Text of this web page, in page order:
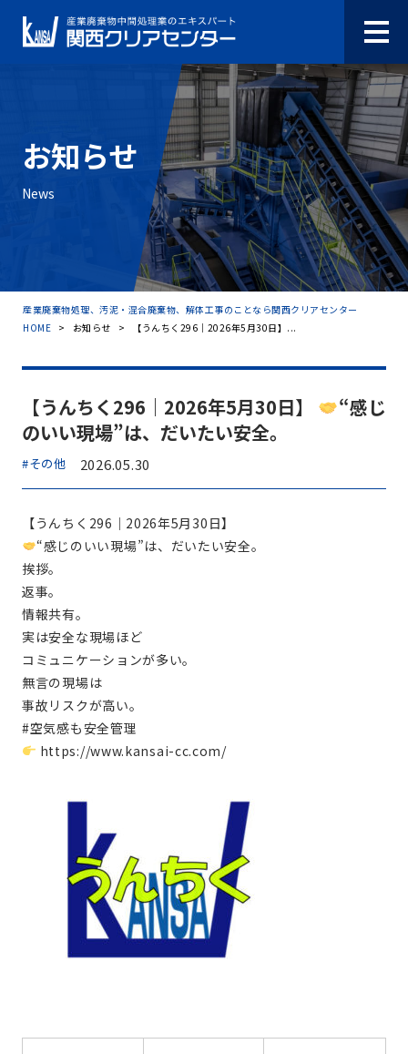
お知らせ
News
産業廃棄物処理、汚泥・混合廃棄物、解体工事のことなら関西クリアセンター
HOME > お知らせ > 【うんちく296｜2026年5月30日】...
【うんちく296｜2026年5月30日】
“感じ
のいい現場”は、だいたい安全。
#その他 2026.05.30
【うんちく296｜2026年5月30日】
“感じのいい現場”は、だいたい安全。
挨拶。
返事。
情報共有。
実は安全な現場ほど
コミュニケーションが多い。
無言の現場は
事故リスクが高い。
#空気感も安全管理
https://www.kansai-cc.com/